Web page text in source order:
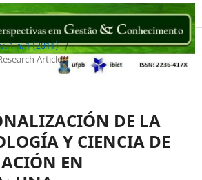
v. 1 n. 1 (2011) /
Articles
DE LA
Y CIENCIA DE
EN